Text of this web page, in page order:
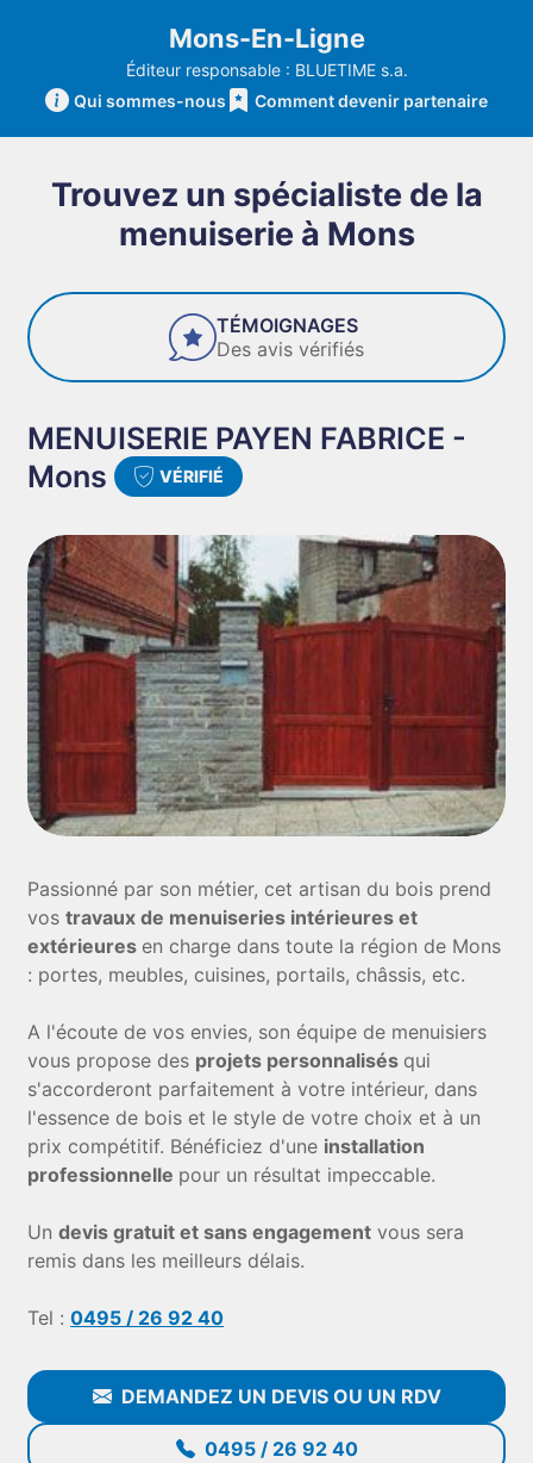
Mons-En-Ligne
Éditeur responsable : BLUETIME s.a.
Qui sommes-nous
Comment devenir partenaire
Trouvez un spécialiste de la
menuiserie à Mons
FIABILITÉ
Des entreprises de confiance
MENUISERIE PAYEN FABRICE -
Mons
VÉRIFIÉ
Passionné par son métier, cet artisan du bois prend
vostravaux de menuiseries intérieures et
extérieures en charge dans toute la région de Mons
: portes, meubles, cuisines, portails, châssis, etc.
A l'écoute de vos envies, son équipe de menuisiers
vous propose des projets personnalisés qui
s'accorderont parfaitement à votre intérieur, dans
l'essence de bois et le style de votre choix et à un
prix compétitif. Bénéficiez d'une installation
professionnelle pour un résultat impeccable.
Undevis gratuit et sans engagement vous sera
remis dans les meilleurs délais.
Tel :0495 / 26 92 40
DEMANDEZ UN DEVIS OU UN RDV
0495 / 26 92 40